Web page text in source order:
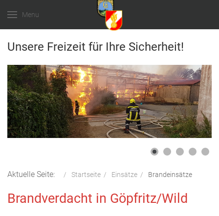
Menu
Unsere Freizeit für Ihre Sicherheit!
Aktuelle Seite: Startseite Einsätze Brandeinsätze
Brandverdacht in Göpfritz/Wild